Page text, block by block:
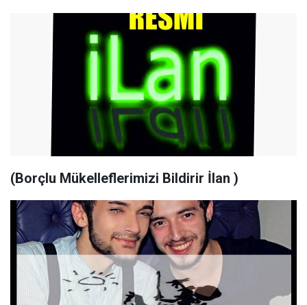
(Borçlu Mükelleflerimizi Bildirir İlan )